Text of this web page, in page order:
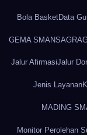
Bola BasketData
GEMA SMANSAGRA
Jalur AfirmasiJalur
Jenis Layanan
MADING
Monitor Perolehan